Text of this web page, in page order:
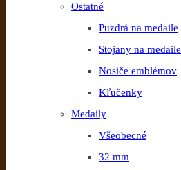
Ostatné
Puzdrá na medaile
Stojany na medaile
Nosiče emblémov
Kľučenky
Medaily
Všeobecné
32 mm